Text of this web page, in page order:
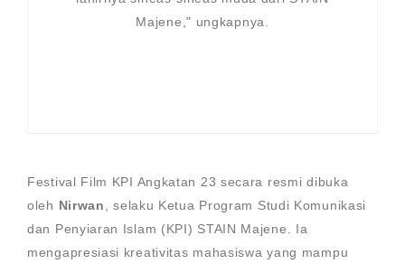
Majene," ungkapnya.
Festival Film KPI Angkatan 23 secara resmi dibuka
oleh Nirwan, selaku Ketua Program Studi Komunikasi
dan Penyiaran Islam (KPI) STAIN Majene. Ia
mengapresiasi kreativitas mahasiswa yang mampu